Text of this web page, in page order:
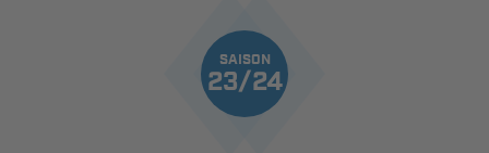
SAISON
23/24